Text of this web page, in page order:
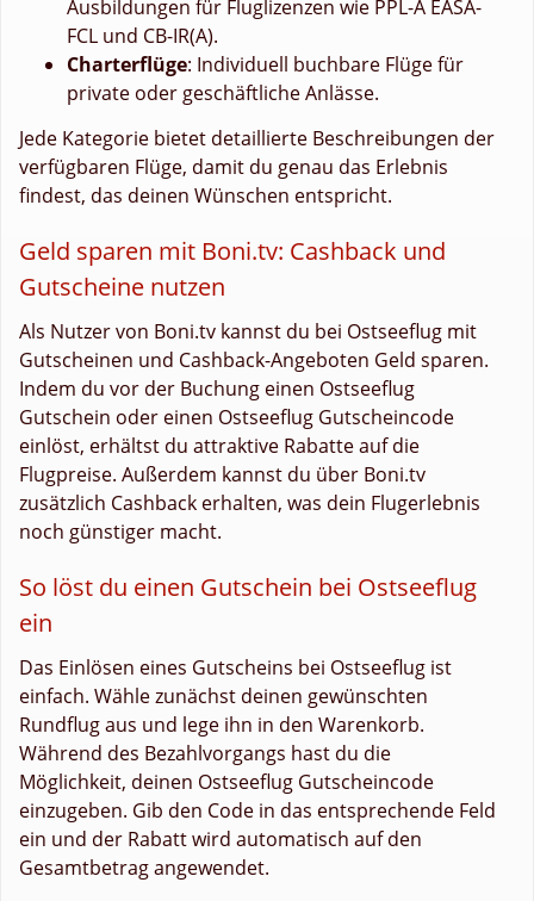
Ausbildungen für Fluglizenzen wie PPL-A EASA-
FCL und CB-IR(A).
Charterflüge: Individuell buchbare Flüge für
private oder geschäftliche Anlässe.
Jede Kategorie bietet detaillierte Beschreibungen der
verfügbaren Flüge, damit du genau das Erlebnis
findest, das deinen Wünschen entspricht.
Geld sparen mit Boni.tv: Cashback und
Gutscheine nutzen
Als Nutzer von Boni.tv kannst du bei Ostseeflug mit
Gutscheinen und Cashback-Angeboten Geld sparen.
Indem du vor der Buchung einen Ostseeflug
Gutschein oder einen Ostseeflug Gutscheincode
einlöst, erhältst du attraktive Rabatte auf die
Flugpreise. Außerdem kannst du über Boni.tv
zusätzlich Cashback erhalten, was dein Flugerlebnis
noch günstiger macht.
So löst du einen Gutschein bei Ostseeflug
ein
Das Einlösen eines Gutscheins bei Ostseeflug ist
einfach. Wähle zunächst deinen gewünschten
Rundflug aus und lege ihn in den Warenkorb.
Während des Bezahlvorgangs hast du die
Möglichkeit, deinen Ostseeflug Gutscheincode
einzugeben. Gib den Code in das entsprechende Feld
ein und der Rabatt wird automatisch auf den
Gesamtbetrag angewendet.